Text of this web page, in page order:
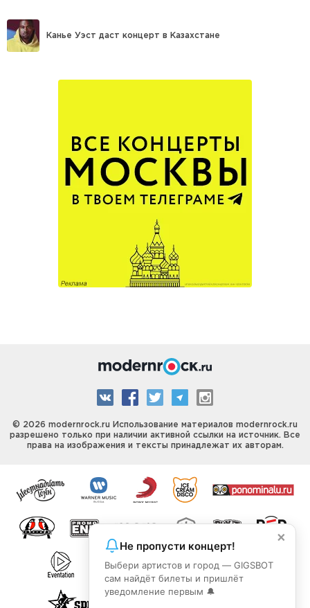
Канье Уэст даст концерт в Казахстане
© 2026 modernrock.ru Использование материалов modernrock.ru
разрешено только при наличии активной ссылки на источник. Все
права на изображения и тексты принадлежат их авторам.
×
Не пропусти концерт!
Выбери артистов и город — GIGSBOT
сам найдёт билеты и пришлёт
уведомление первым 🔔